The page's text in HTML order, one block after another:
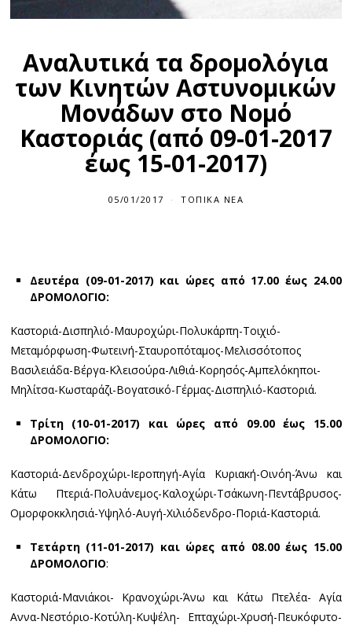
Αναλυτικά τα δρομολόγια
των Κινητών Αστυνομικών
Μονάδων στο Νομό
Καστοριάς (από 09-01-2017
έως 15-01-2017)
05/01/2017 ΤΟΠΙΚΆ ΝΈΑ
Δευτέρα (09-01-2017) και ώρες από 17.00 έως 24.00
ΔΡΟΜΟΛΟΓΙΟ:
Καστοριά-Δισπηλιό-Μαυροχώρι-Πολυκάρπη-Τοιχιό-
Μεταμόρφωση-Φωτεινή-Σταυροπόταμος-Μελισσότοπος
Βασιλειάδα-Βέργα-Κλεισούρα-Λιθιά-Κορησός-Αμπελόκηποι-
Μηλίτσα-Κωσταράζι-Βογατσικό-Γέρμας-Δισπηλιό-Καστοριά.
Τρίτη (10-01-2017) και ώρες από 09.00 έως 15.00
ΔΡΟΜΟΛΟΓΙΟ:
Καστοριά-Δενδροχώρι-Ιεροπηγή-Αγία Κυριακή-Οινόη-Άνω και
Κάτω Πτεριά-Πολυάνεμος-Καλοχώρι-Τσάκωνη-Πεντάβρυσος-
Ομορφοκκλησιά-Υψηλό-Αυγή-Χιλιόδενδρο-Ποριά-Καστοριά.
Τετάρτη (11-01-2017) και ώρες από 08.00 έως 15.00
ΔΡΟΜΟΛΟΓΙΟ:
Καστοριά-Μανιάκοι- Κρανοχώρι-Άνω και Κάτω Πτελέα- Αγία
Αννα-Νεστόριο-Κοτύλη-Κυψέλη- Επταχώρι-Χρυσή-Πευκόφυτο-